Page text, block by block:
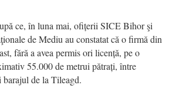
ce, în luna mai, ofițerii SICE Bihor şi
de Mediu au constatat că o firmă din
fără a avea permis ori licență, pe o
55.000 de metrui pătrați, între
de la Tileagd.